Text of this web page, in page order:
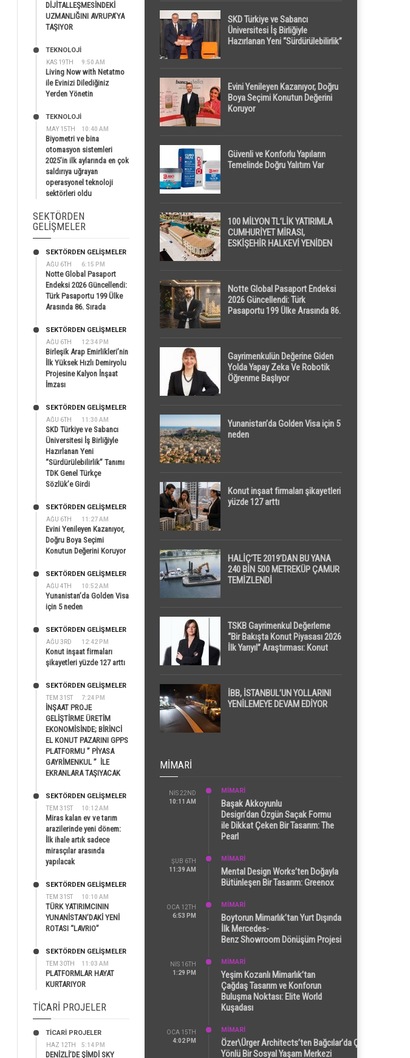
DİJİTALLEŞMESİNDEKİ
UZMANLIĞINI AVRUPA’YA
TAŞIYOR
KAS 19TH 9:50 AM
TEKNOLOJİ
Living Now with Netatmo
ile Evinizi Dilediğiniz
Yerden Yönetin
MAY 15TH 10:40 AM
TEKNOLOJİ
Biyometri ve bina
otomasyon sistemleri
2025’in ilk aylarında en çok
saldırıya uğrayan
operasyonel teknoloji
sektörleri oldu
SEKTÖRDEN
GELIŞMELER
AĞU 6TH 6:15 PM
SEKTÖRDEN GELIŞMELER
Notte Global Pasaport
Endeksi 2026 Güncellendi:
Türk Pasaportu 199 Ülke
Arasında 86. Sırada
AĞU 6TH 12:34 PM
SEKTÖRDEN GELIŞMELER
Birleşik Arap Emirlikleri’nin
İlk Yüksek Hızlı Demiryolu
Projesine Kalyon İnşaat
İmzası
AĞU 6TH 11:30 AM
SEKTÖRDEN GELIŞMELER
SKD Türkiye ve Sabancı
Üniversitesi İş Birliğiyle
Hazırlanan Yeni
“Sürdürülebilirlik” Tanımı
TDK Genel Türkçe
Sözlük’e Girdi
AĞU 6TH 11:27 AM
SEKTÖRDEN GELIŞMELER
Evini Yenileyen Kazanıyor,
Doğru Boya Seçimi
Konutun Değerini Koruyor
AĞU 4TH 10:52 AM
SEKTÖRDEN GELIŞMELER
Yunanistan’da Golden Visa
için 5 neden
AĞU 3RD 12:42 PM
SEKTÖRDEN GELIŞMELER
Konut inşaat firmaları
şikayetleri yüzde 127 arttı
TEM 31ST 7:24 PM
SEKTÖRDEN GELIŞMELER
İNŞAAT PROJE
GELİŞTİRME ÜRETİM
EKONOMİSİNDE; BİRİNCİ
EL KONUT PAZARINI GPPS
PLATFORMU ” PİYASA
GAYRİMENKUL ” İLE
EKRANLARA TAŞIYACAK
TEM 31ST 10:12 AM
SEKTÖRDEN GELIŞMELER
Miras kalan ev ve tarım
arazilerinde yeni dönem:
İlk ihale artık sadece
mirasçılar arasında
yapılacak
TEM 31ST 10:10 AM
SEKTÖRDEN GELIŞMELER
TÜRK YATIRIMCININ
YUNANİSTAN’DAKİ YENİ
ROTASI “LAVRIO”
TEM 30TH 11:03 AM
SEKTÖRDEN GELIŞMELER
PLATFORMLAR HAYAT
KURTARIYOR
TICARI PROJELER
HAZ 12TH 5:14 PM
TİCARİ PROJELER
DENİZLİ’DE ŞİMDİ SKY
SKD Türkiye ve Sabancı
Üniversitesi İş Birliğiyle
Hazırlanan Yeni “Sürdürülebilirlik”
Evini Yenileyen Kazanıyor, Doğru
Boya Seçimi Konutun Değerini
Koruyor
Güvenli ve Konforlu Yapıların
Temelinde Doğru Yalıtım Var
100 MİLYON TL’LİK YATIRIMLA
CUMHURİYET MİRASI,
ESKİŞEHİR HALKEVİ YENİDEN
Notte Global Pasaport Endeksi
2026 Güncellendi: Türk
Pasaportu 199 Ülke Arasında 86.
Gayrimenkulün Değerine Giden
Yolda Yapay Zeka Ve Robotik
Öğrenme Başlıyor
Yunanistan’da Golden Visa için 5
neden
Konut inşaat firmaları şikayetleri
yüzde 127 arttı
HALİÇ’TE 2019’DAN BU YANA
240 BİN 500 METREKÜP ÇAMUR
TEMİZLENDİ
TSKB Gayrimenkul Değerleme
“Bir Bakışta Konut Piyasası 2026
İlk Yarıyıl” Araştırması: Konut
Dikkat Çekti
İBB, İSTANBUL’UN YOLLARINI
YENİLEMEYE DEVAM EDİYOR
MIMARI
NIS 22ND
10:11 AM
MİMARİ
Başak Akkoyunlu
Design’dan Özgün Saçak Formu
ile Dikkat Çeken Bir Tasarım: The
Pearl
ŞUB 6TH
11:39 AM
MİMARİ
Mental Design Works’ten Doğayla
Bütünleşen Bir Tasarım: Greenox
OCA 12TH
6:53 PM
MİMARİ
Boytorun Mimarlık’tan Yurt Dışında
İlk Mercedes-
Benz Showroom Dönüşüm Projesi
NIS 16TH
1:29 PM
MİMARİ
Yeşim Kozanlı Mimarlık’tan
Çağdaş Tasarım ve Konforun
Buluşma Noktası: Elite World
Kuşadası
OCA 15TH
4:02 PM
MİMARİ
Özer\Ürger Architects’ten Bağcılar’da Çok
Yönlü Bir Sosyal Yaşam Merkezi